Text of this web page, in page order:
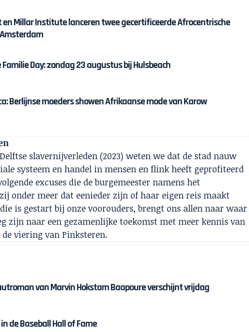
Millar Institute lanceren twee gecertificeerde Afrocentrische
Familie Day: zondag 23 augustus bij Hulsbeach
Berlijnse moeders showen Afrikaanse mode van Karow
slavernijverleden (2023) weten we dat de stad nauw
systeem en handel in mensen en flink heeft geprofiteerd
excuses die de burgemeester namens het
onder meer dat eenieder zijn of haar eigen reis maakt
is gestart bij onze voorouders, brengt ons allen naar waar
zijn naar een gezamenlijke toekomst met meer kennis van
de viering van Pinksteren.
van Marvin Hokstam Baapoure verschijnt vrijdag
de Baseball Hall of Fame